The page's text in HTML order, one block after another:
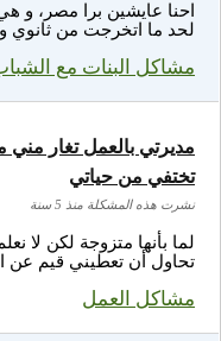
احنا عايشين برا مصر، و
لحد ما اتخرجت من ثانوي
مشاكل البنات مع
لما بأنها متزوجة لكن لا
تحاول أن تعطيني قيم عن
مشاكل العمل
مديرتي بالعمل تغار مني
تختفي من حياتي
نشرت هذه المشكلة منذ 5 سنة